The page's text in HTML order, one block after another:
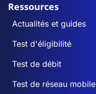
Ressources
Actualités et guides
Test d'éligibilité
Test de débit
Test de réseau mobile